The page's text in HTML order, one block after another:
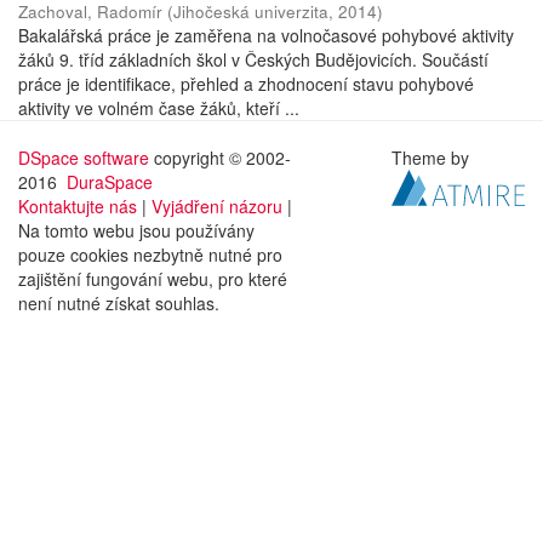
Zachoval, Radomír (Jihočeská univerzita, 2014)
Bakalářská práce je zaměřena na volnočasové pohybové aktivity
žáků 9. tříd základních škol v Českých Budějovicích. Součástí
práce je identifikace, přehled a zhodnocení stavu pohybové
aktivity ve volném čase žáků, kteří ...
DSpace software copyright © 2002-
2016 DuraSpace
Kontaktujte nás | Vyjádření názoru |
Na tomto webu jsou používány
pouze cookies nezbytně nutné pro
zajištění fungování webu, pro které
není nutné získat souhlas.
Theme by